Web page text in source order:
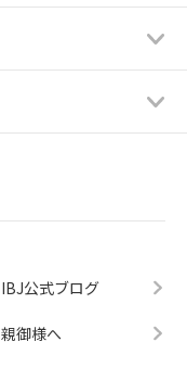
IBJ公式ブログ
親御様へ